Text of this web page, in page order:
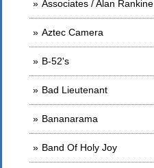
Associates / Alan Rankine
Aztec Camera
B-52's
Bad Lieutenant
Bananarama
Band Of Holy Joy